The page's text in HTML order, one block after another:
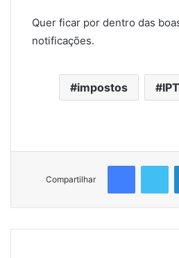
Quer ficar por dentro das
notificações.
impostos
Compartilhar